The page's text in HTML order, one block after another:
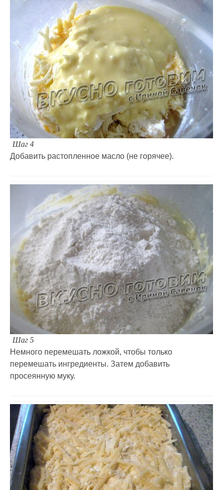
Шаг 4
Добавить растопленное масло (не горячее).
Шаг 5
Немного перемешать ложкой, чтобы только
перемешать ингредиенты. Затем добавить
просеянную муку.